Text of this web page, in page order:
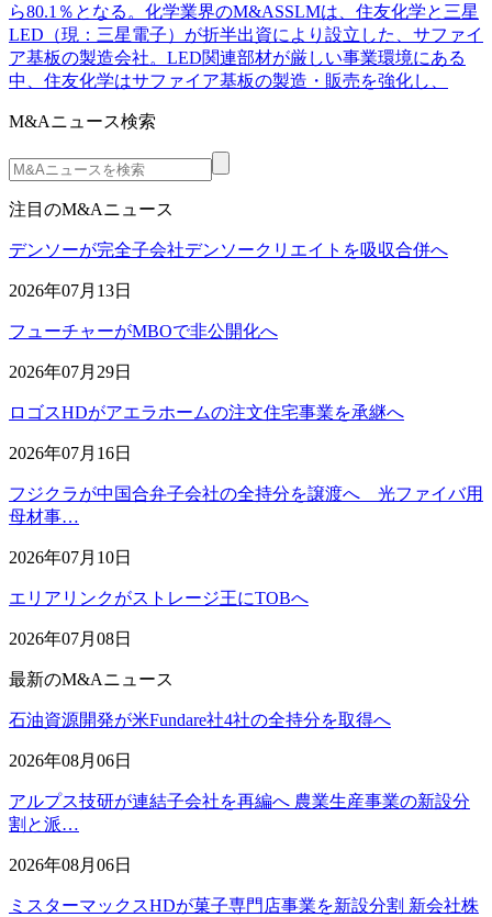
ら80.1％となる。化学業界のM&ASSLMは、住友化学と三星
LED（現：三星電子）が折半出資により設立した、サファイ
ア基板の製造会社。LED関連部材が厳しい事業環境にある
中、住友化学はサファイア基板の製造・販売を強化し、
M&Aニュース検索
注目のM&Aニュース
デンソーが完全子会社デンソークリエイトを吸収合併へ
2026年07月13日
フューチャーがMBOで非公開化へ
2026年07月29日
ロゴスHDがアエラホームの注文住宅事業を承継へ
2026年07月16日
フジクラが中国合弁子会社の全持分を譲渡へ 光ファイバ用
母材事…
2026年07月10日
エリアリンクがストレージ王にTOBへ
2026年07月08日
最新のM&Aニュース
石油資源開発が米Fundare社4社の全持分を取得へ
2026年08月06日
アルプス技研が連結子会社を再編へ 農業生産事業の新設分
割と派…
2026年08月06日
ミスターマックスHDが菓子専門店事業を新設分割 新会社株